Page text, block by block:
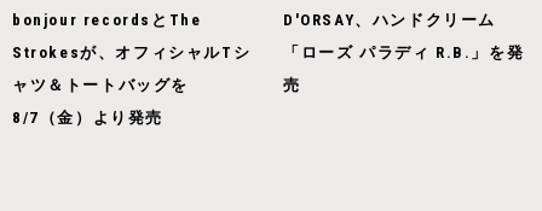
bonjour recordsとThe
Strokesが、オフィシャルTシ
ャツ＆トートバッグを
8/7（金）より発売
D'ORSAY、ハンドクリーム
「ローズ パラディ R.B.」を発
売